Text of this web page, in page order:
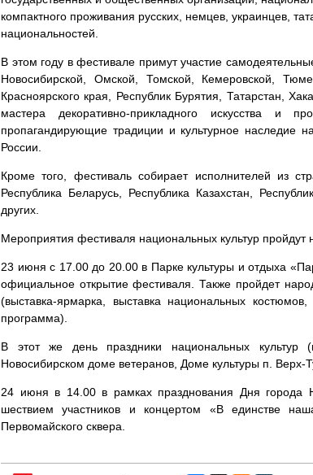
компактного проживания русских, немцев, украинцев,
национальностей.
В этом году в фестивале примут участие
Новосибирской, Омской, Томской, Кемеровской,
Красноярского края, Республик Бурятия, Татарстан,
мастера декоративно-прикладного искусства и
пропагандирующие традиции и культурное наследие
России.
Кроме того, фестиваль собирает исполнителей из
Республика Беларусь, Республика Казахстан,
других.
Мероприятия фестиваля национальных культур пройдут
23 июня с 17.00 до 20.00 в Парке культуры и отдыха
официальное открытие фестиваля. Также пройдет
(выставка-ярмарка, выставка национальных
программа).
В этот же день праздники национальных культур
Новосибирском доме ветеранов, Доме культуры п. Верх-
24 июня в 14.00 в рамках празднования Дня города
шествием участников и концертом «В единстве
Первомайского сквера.